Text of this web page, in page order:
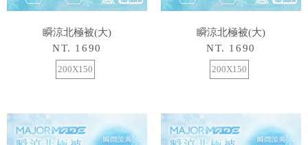
瞬涼北極被(大)
NT. 1690
200X150
瞬涼北極被(大)
NT. 1690
200X150